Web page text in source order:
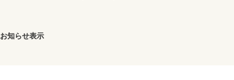
お知らせ表示